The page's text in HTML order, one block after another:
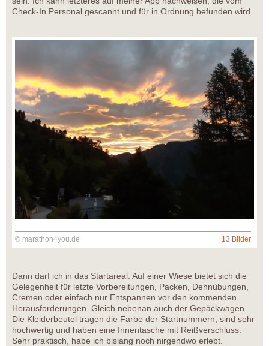
Check-In Personal gescannt und für in Ordnung befunden wird.
© marathon4you.de 13 Bilder
Dann darf ich in das Startareal. Auf einer Wiese bietet sich die
Gelegenheit für letzte Vorbereitungen, Packen, Dehnübungen,
Cremen oder einfach nur Entspannen vor den kommenden
Herausforderungen. Gleich nebenan auch der Gepäckwagen.
Die Kleiderbeutel tragen die Farbe der Startnummern, sind sehr
hochwertig und haben eine Innentasche mit Reißverschluss.
Sehr praktisch, habe ich bislang noch nirgendwo erlebt.